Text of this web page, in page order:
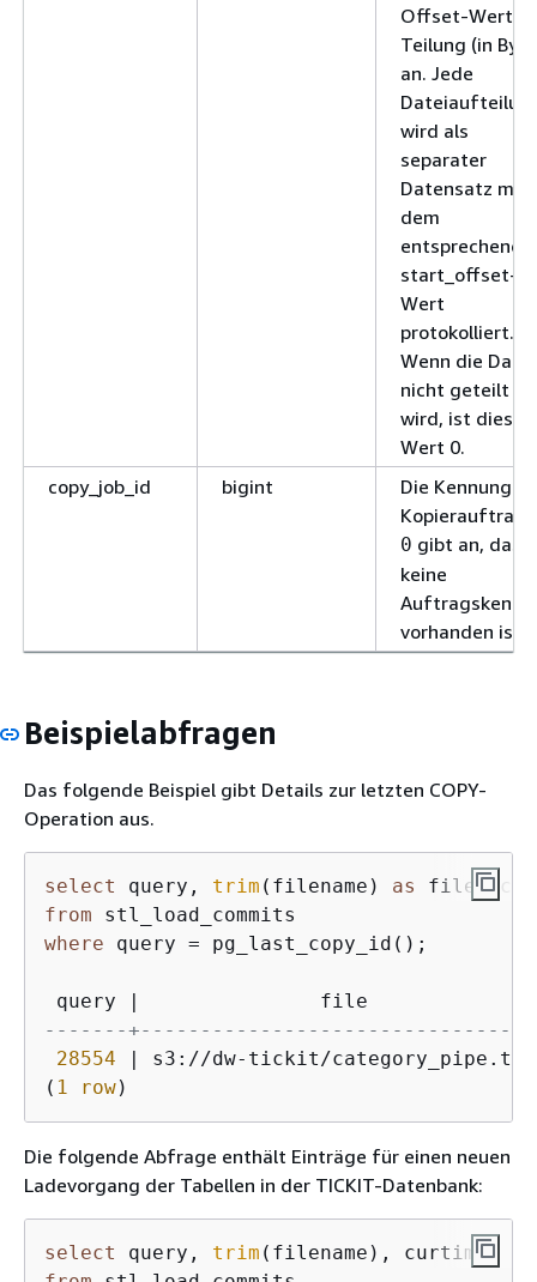
Offset-Wert
Teilung (in
an. Jede
wird als
separater
Datensatz mit
dem
start_offset-
Wert
protokolliert.
Wenn die Datei
nicht geteilt
wird, ist dieser
Wert 0.
copy_job_id
bigint
Die Kennung
0 gibt an, dass
keine
vorhanden ist.
Beispielabfragen
Das folgende Beispiel gibt Details zur letzten COPY-
Operation aus.
select query, trim (filename) as
file,
from
where query = pg_last_copy_id();
query |
-------
28554
| s3: //dw- tickit /
( 1 row)
Die folgende Abfrage enthält Einträge für einen neuen
Ladevorgang der Tabellen in der TICKIT-Datenbank:
select query, trim